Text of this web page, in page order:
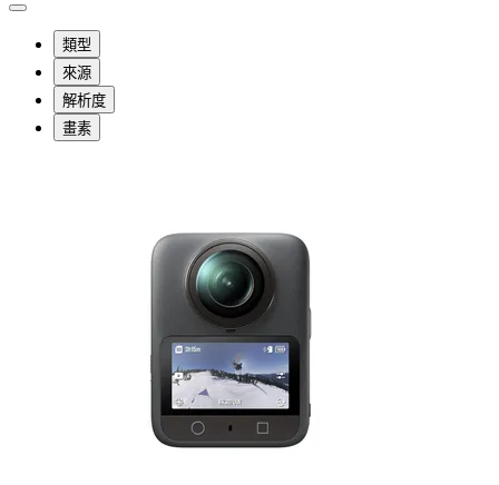
類型
來源
解析度
畫素